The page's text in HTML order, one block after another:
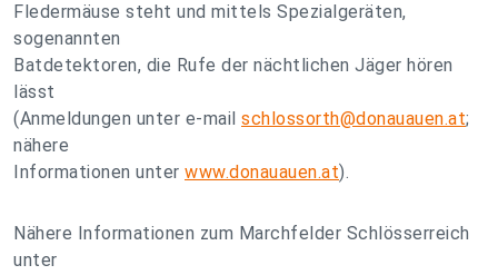
Fledermäuse steht und mittels Spezialgeräten,
sogenannten
Batdetektoren, die Rufe der nächtlichen Jäger hören
lässt
(Anmeldungen unter e-mail schlossorth@donauauen.at;
nähere
Informationen unter www.donauauen.at).
Nähere Informationen zum Marchfelder Schlösserreich
unter